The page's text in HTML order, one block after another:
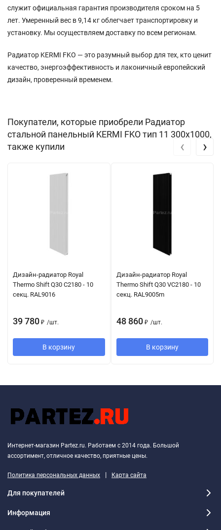
служит официальная гарантия производителя сроком на 5
лет. Умеренный вес в 9,14 кг облегчает транспортировку и
установку. Мы осуществляем доставку по всем регионам.
Радиатор KERMI FKO — это разумный выбор для тех, кто ценит
качество, энергоэффективность и лаконичный европейский
дизайн, проверенный временем.
Покупатели, которые приобрели Радиатор
стальной панельный KERMI FKO тип 11 300х1000,
также купили
Дизайн-радиатор Royal
Thermo Shift Q30 C2180 - 10
секц. RAL9016
39 780 ₽ /шт.
В корзину
Дизайн-радиатор Royal
Thermo Shift Q30 VC2180 - 10
секц. RAL9005m
48 860 ₽ /шт.
В корзину
‹ ›
Интернет-магазин Partez.ru. Работаем с 2014 года. Большой
ассортимент, отличное качество, приятные цены.
Политика персональных данных | Карта сайта
Для покупателей
Информация